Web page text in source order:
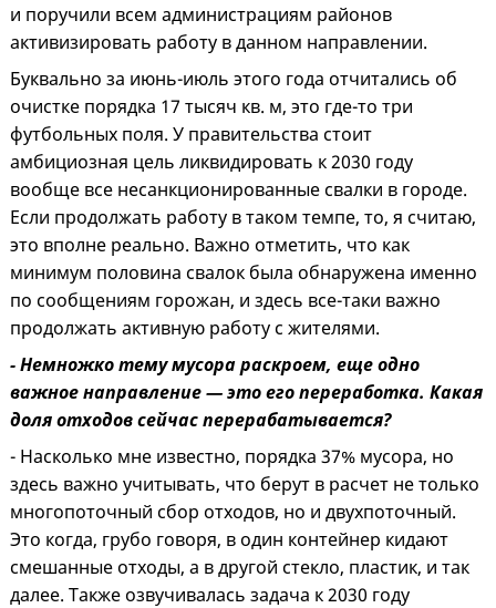
и поручили всем администрациям районов
активизировать работу в данном направлении.
Буквально за июнь-июль этого года отчитались об
очистке порядка 17 тысяч кв. м, это где-то три
футбольных поля. У правительства стоит
амбициозная цель ликвидировать к 2030 году
вообще все несанкционированные свалки в городе.
Если продолжать работу в таком темпе, то, я считаю,
это вполне реально. Важно отметить, что как
минимум половина свалок была обнаружена именно
по сообщениям горожан, и здесь все-таки важно
продолжать активную работу с жителями.
- Немножко тему мусора раскроем, еще одно
важное направление — это его переработка. Какая
доля отходов сейчас перерабатывается?
- Насколько мне известно, порядка 37% мусора, но
здесь важно учитывать, что берут в расчет не только
многопоточный сбор отходов, но и двухпоточный.
Это когда, грубо говоря, в один контейнер кидают
смешанные отходы, а в другой стекло, пластик, и так
далее. Также озвучивалась задача к 2030 году